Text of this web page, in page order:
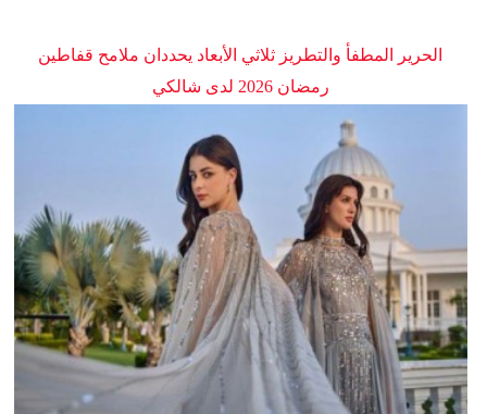
الحرير المطفأ والتطريز ثلاثي الأبعاد يحددان ملامح قفاطين
رمضان 2026 لدى شالكي